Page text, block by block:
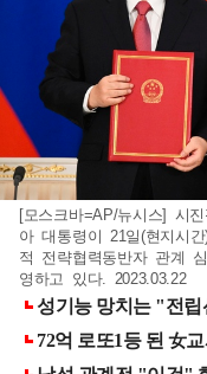
[모스크바=AP/뉴시스] 시
아 대통령이 21일(현지시
적 전략협력동반자 관계
영하고 있다. 2023.03.22